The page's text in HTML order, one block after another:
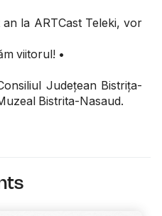
la ARTCast Teleki, vor
viitorul! •
Județean Bistrița-
Bistrita-Nasaud.